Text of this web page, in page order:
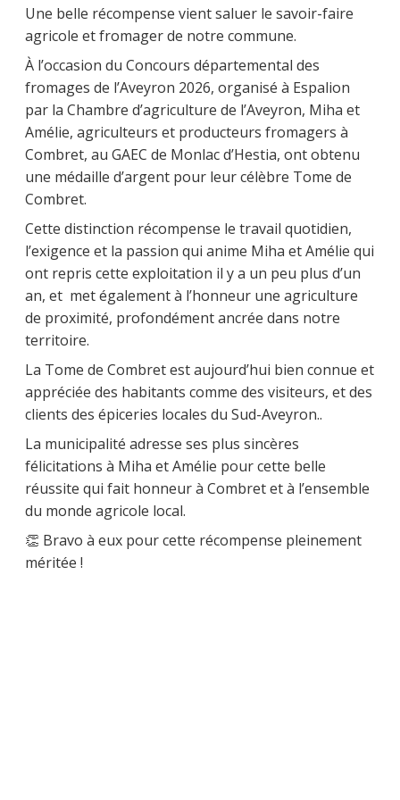
Une belle récompense vient saluer le savoir-faire
agricole et fromager de notre commune.
À l’occasion du Concours départemental des
fromages de l’Aveyron 2026, organisé à Espalion
par la Chambre d’agriculture de l’Aveyron, Miha et
Amélie, agriculteurs et producteurs fromagers à
Combret, au GAEC de Monlac d’Hestia, ont obtenu
une médaille d’argent pour leur célèbre Tome de
Combret.
Cette distinction récompense le travail quotidien,
l’exigence et la passion qui anime Miha et Amélie qui
ont repris cette exploitation il y a un peu plus d’un
an, et met également à l’honneur une agriculture
de proximité, profondément ancrée dans notre
territoire.
La Tome de Combret est aujourd’hui bien connue et
appréciée des habitants comme des visiteurs, et des
clients des épiceries locales du Sud-Aveyron..
La municipalité adresse ses plus sincères
félicitations à Miha et Amélie pour cette belle
réussite qui fait honneur à Combret et à l’ensemble
du monde agricole local.
👏 Bravo à eux pour cette récompense pleinement
méritée !